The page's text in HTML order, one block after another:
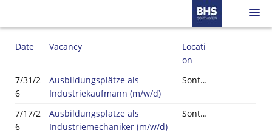
main
content
Jobs
Sign up
Date Vacancy
Locati
on
7/31/2
6
Ausbildungsplätze als
Industriekaufmann (m/w/d)
Sonthofen
7/17/2
6
Ausbildungsplätze als
Industriemechaniker (m/w/d)
Sonthofen